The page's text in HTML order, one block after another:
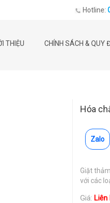
Hotline:
THIỆU CHÍNH SÁCH & QUY
Hóa
Zalo
Giặt
với các
Giá: Liên